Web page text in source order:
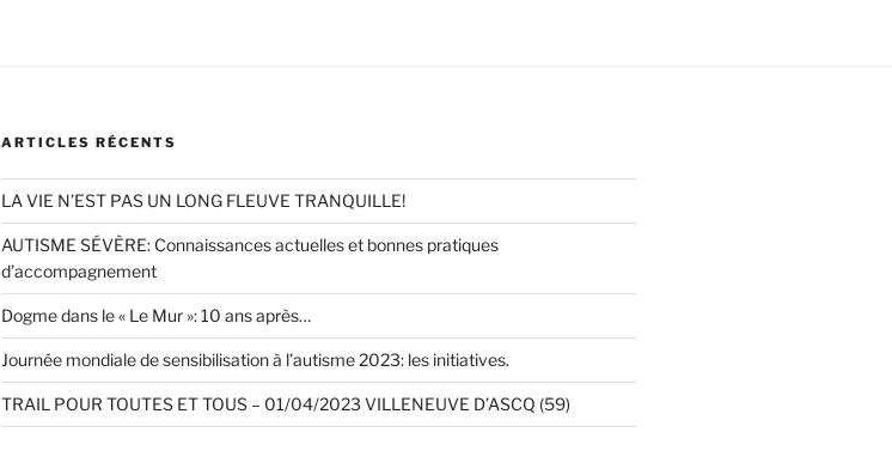
ARTICLES RÉCENTS
LA VIE N’EST PAS UN LONG FLEUVE TRANQUILLE!
AUTISME SÉVÈRE: Connaissances actuelles et bonnes pratiques
d’accompagnement
Dogme dans le « Le Mur »: 10 ans après…
Journée mondiale de sensibilisation à l’autisme 2023: les initiatives.
TRAIL POUR TOUTES ET TOUS – 01/04/2023 VILLENEUVE D’ASCQ (59)